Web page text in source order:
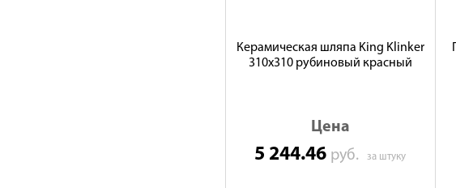
Керамическая шляпа King Klinker
310х310 рубиновый красный
Цена
5 244.46 руб.за штуку